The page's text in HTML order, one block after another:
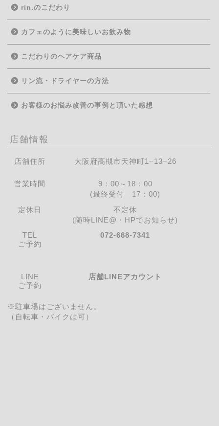
rin.のこだわり
カフェのように美味しいお飲み物
こだわりのヘアケア商品
リン流・ドライヤーの方法
お客様のお悩み改善の事例と頂いた感想
店舗情報
店舗住所 大阪府高槻市天神町1−13−26
営業時間
9：00～18：00
(最終受付 17：00)
定休日
不定休
(随時LINE@・HPでお知らせ)
TEL
ご予約
072-668-7341
LINE
ご予約
店舗LINEアカウント
※駐車場はございません。
（自転車・バイクは可）